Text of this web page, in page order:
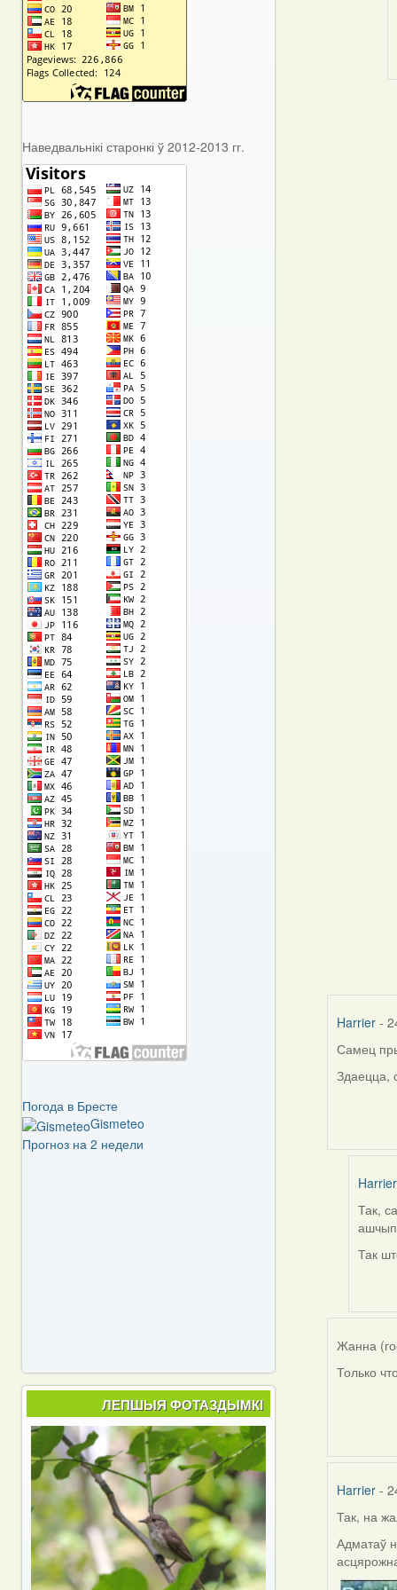
Harrier -
Самец
Здаецца,
Harrier
In
reply
to
Так,
Так
Жанна
Только
Harrier -
Так, на
Адматаў
Наведвальнікі старонкі ў 2012-2013 гг.
Погода в Бресте
Gismeteo
Прогноз на 2 недели
ЛЕПШЫЯ ФОТАЗДЫМКІ